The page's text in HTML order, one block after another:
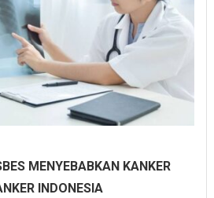
MENYEBABKAN KANKER
INDONESIA